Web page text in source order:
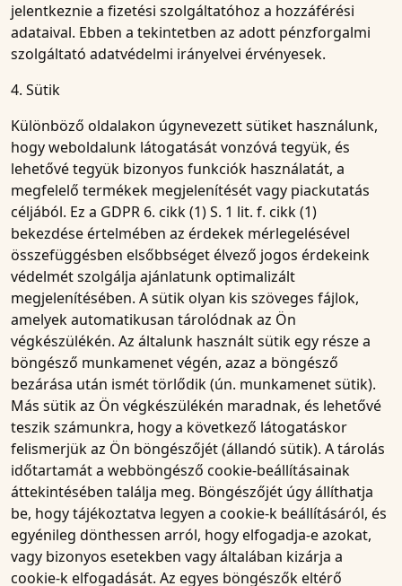
jelentkeznie a fizetési szolgáltatóhoz a hozzáférési
adataival. Ebben a tekintetben az adott pénzforgalmi
szolgáltató adatvédelmi irányelvei érvényesek.
4. Sütik
Különböző oldalakon úgynevezett sütiket használunk,
hogy weboldalunk látogatását vonzóvá tegyük, és
lehetővé tegyük bizonyos funkciók használatát, a
megfelelő termékek megjelenítését vagy piackutatás
céljából. Ez a GDPR 6. cikk (1) S. 1 lit. f. cikk (1)
bekezdése értelmében az érdekek mérlegelésével
összefüggésben elsőbbséget élvező jogos érdekeink
védelmét szolgálja ajánlatunk optimalizált
megjelenítésében. A sütik olyan kis szöveges fájlok,
amelyek automatikusan tárolódnak az Ön
végkészülékén. Az általunk használt sütik egy része a
böngésző munkamenet végén, azaz a böngésző
bezárása után ismét törlődik (ún. munkamenet sütik).
Más sütik az Ön végkészülékén maradnak, és lehetővé
teszik számunkra, hogy a következő látogatáskor
felismerjük az Ön böngészőjét (állandó sütik). A tárolás
időtartamát a webböngésző cookie-beállításainak
áttekintésében találja meg. Böngészőjét úgy állíthatja
be, hogy tájékoztatva legyen a cookie-k beállításáról, és
egyénileg dönthessen arról, hogy elfogadja-e azokat,
vagy bizonyos esetekben vagy általában kizárja a
cookie-k elfogadását. Az egyes böngészők eltérő